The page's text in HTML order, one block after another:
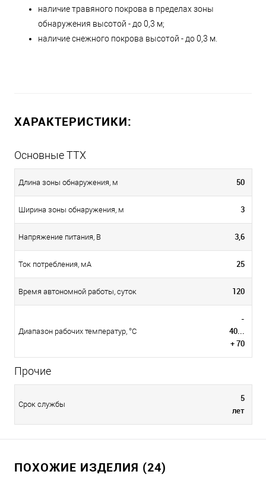
наличие травяного покрова в пределах зоны
обнаружения высотой - до 0,3 м;
наличие снежного покрова высотой - до 0,3 м.
ХАРАКТЕРИСТИКИ:
Основные ТТХ
Длина зоны обнаружения, м 50
Ширина зоны обнаружения, м 3
Напряжение питания, В 3,6
Ток потребления, мА 25
Время автономной работы, суток 120
Диапазон рабочих температур, °С
-
40...
+ 70
Прочие
Срок службы
5
лет
ПОХОЖИЕ ИЗДЕЛИЯ (24)